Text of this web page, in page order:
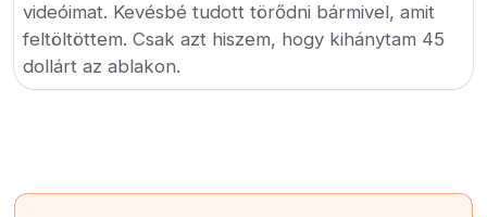
videóimat. Kevésbé tudott törődni bármivel, amit
feltöltöttem. Csak azt hiszem, hogy kihánytam 45
dollárt az ablakon.